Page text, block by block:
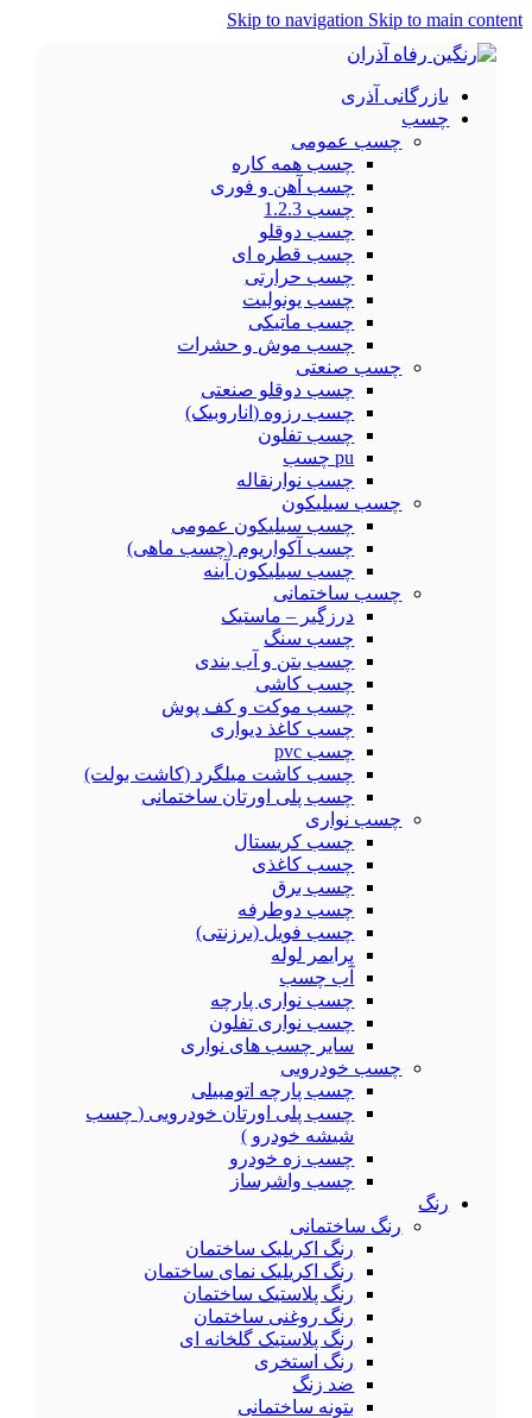
Skip to navigation Skip to main content
بازرگانی آذری
چسب
چسب عمومی
چسب همه کاره
چسب آهن و فوری
چسب 1.2.3
چسب دوقلو
چسب قطره ای
چسب حرارتی
چسب یونولیت
چسب ماتیکی
چسب موش و حشرات
چسب صنعتی
چسب دوقلو صنعتی
چسب رزوه (اناروبیک)
چسب تفلون
pu چسب
چسب نوارنقاله
چسب سیلیکون
چسب سیلیکون عمومی
چسب آکواریوم (چسب ماهی)
چسب سیلیکون آینه
چسب ساختمانی
درزگیر – ماستیک
چسب سنگ
چسب بتن و آب بندی
چسب کاشی
چسب موکت و کف پوش
چسب کاغذ دیواری
چسب pvc
چسب کاشت میلگرد (کاشت بولت)
چسب پلی اورتان ساختمانی
چسب نواری
چسب کریستال
چسب کاغذی
چسب برق
چسب دوطرفه
چسب فویل (برزنتی)
پرایمر لوله
آب چسب
چسب نواری پارچه
چسب نواری تفلون
سایر چسب های نواری
چسب خودرویی
چسب پارچه اتومبیلی
چسب پلی اورتان خودرویی ( چسب
شیشه خودرو )
چسب زه خودرو
چسب واشرساز
رنگ
رنگ ساختمانی
رنگ اکریلیک ساختمان
رنگ اکریلیک نمای ساختمان
رنگ پلاستیک ساختمان
رنگ روغنی ساختمان
رنگ پلاستیک گلخانه ای
رنگ استخری
ضد زنگ
بتونه ساختمانی